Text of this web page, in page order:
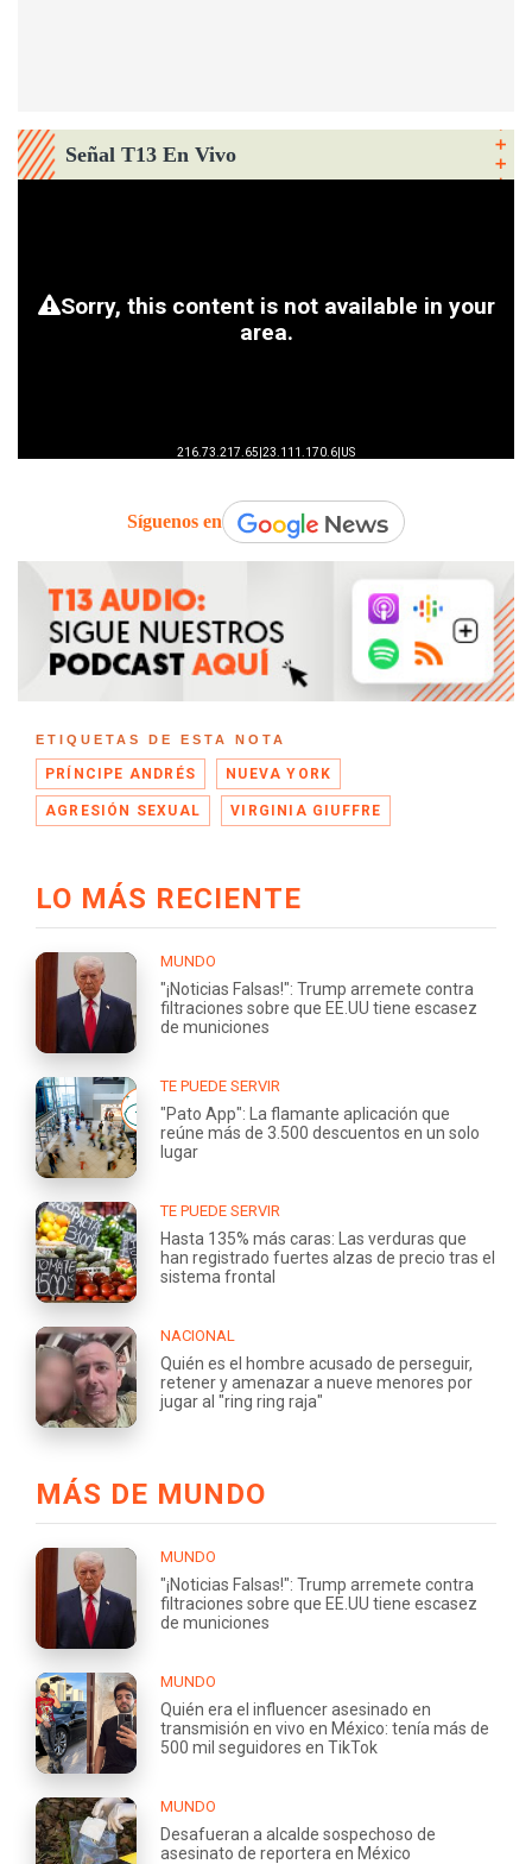
Señal T13 En Vivo
Síguenos en
ETIQUETAS DE ESTA NOTA
PRÍNCIPE ANDRÉS NUEVA YORK
AGRESIÓN SEXUAL VIRGINIA GIUFFRE
LO MÁS RECIENTE
MUNDO
"¡Noticias Falsas!": Trump arremete contra
filtraciones sobre que EE.UU tiene escasez
de municiones
TE PUEDE SERVIR
"Pato App": La flamante aplicación que
reúne más de 3.500 descuentos en un solo
lugar
TE PUEDE SERVIR
Hasta 135% más caras: Las verduras que
han registrado fuertes alzas de precio tras el
sistema frontal
NACIONAL
Quién es el hombre acusado de perseguir,
retener y amenazar a nueve menores por
jugar al "ring ring raja"
MÁS DE MUNDO
MUNDO
"¡Noticias Falsas!": Trump arremete contra
filtraciones sobre que EE.UU tiene escasez
de municiones
MUNDO
Quién era el influencer asesinado en
transmisión en vivo en México: tenía más de
500 mil seguidores en TikTok
MUNDO
Desafueran a alcalde sospechoso de
asesinato de reportera en México